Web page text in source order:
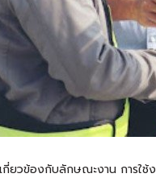
ยวข้องกับลักษณะงาน การใช้